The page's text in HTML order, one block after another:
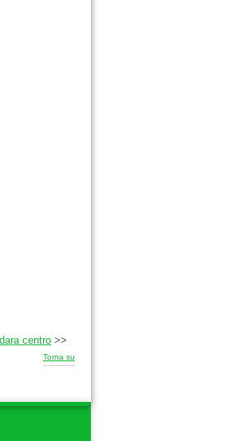
centro >>
Torna su